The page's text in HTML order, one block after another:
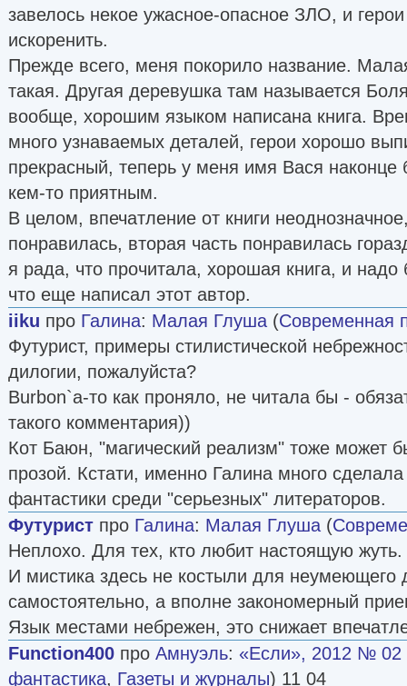
завелось некое ужасное-опасное ЗЛО, и
искоренить.
Прежде всего, меня покорило название.
такая. Другая деревушка там называется
вообще, хорошим языком написана книга.
много узнаваемых деталей, герои хорошо
прекрасный, теперь у меня имя Вася наконце
кем-то приятным.
В целом, впечатление от книги
понравилась, вторая часть понравилась
я рада, что прочитала, хорошая книга, и надо
что еще написал этот автор.
iiku про Галина: Малая Глуша (Современная
Футурист, примеры стилистической
дилогии, пожалуйста?
Burbon`а-то как проняло, не читала бы -
такого комментария))
Кот Баюн, "магический реализм" тоже может
прозой. Кстати, именно Галина много
фантастики среди "серьезных" литераторов.
Футурист про Галина: Малая Глуша (
Неплохо. Для тех, кто любит настоящую жуть.
И мистика здесь не костыли для неумеющего
самостоятельно, а вполне закономерный
Язык местами небрежен, это снижает
Function400 про Амнуэль: «Если», 2012 № 02
фантастика, Газеты и журналы) 11 04